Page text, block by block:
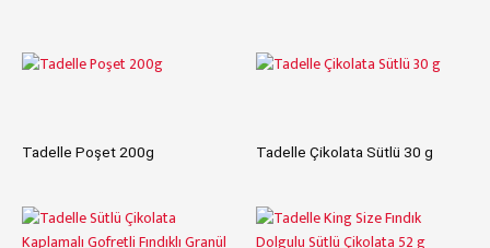
Tadelle Poşet 200g Tadelle Çikolata Sütlü 30 g